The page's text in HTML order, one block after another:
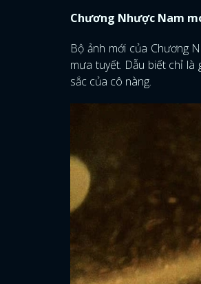
Chương Nhược Nam
Bộ ảnh mới của Chương
mưa tuyết. Dẫu biết chỉ là
sắc của cô nàng.